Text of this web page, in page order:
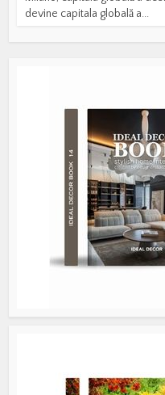
devine capitala globală a...